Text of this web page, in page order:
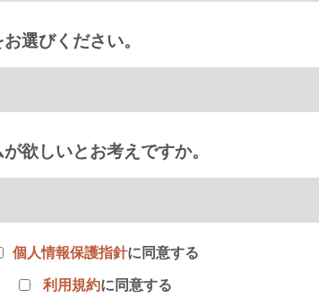
選びください。
欲しいとお考えですか。
個人情報保護指針に同意する
利用規約に同意する